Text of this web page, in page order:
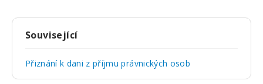
Související
Přiznání k dani z příjmu právnických osob